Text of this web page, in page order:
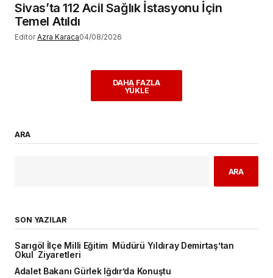
Sivas’ta 112 Acil Sağlık İstasyonu İçin
Temel Atıldı
Editör Azra Karaca04/08/2026
DAHA FAZLA
YÜKLE
ARA
ARA
SON YAZILAR
Sarıgöl İlçe Milli Eğitim Müdürü Yıldıray Demirtaş’tan
Okul Ziyaretleri
Adalet Bakanı Gürlek Iğdır’da Konuştu